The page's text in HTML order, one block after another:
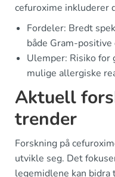
cefuroxime inkluderer
Fordeler: Bredt
både Gram-
Ulemper: Risiko
mulige allergiske
Aktuell
trender
Forskning på
utvikle seg. Det
legemidlene kan bidra